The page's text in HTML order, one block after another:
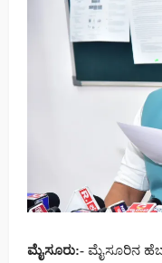
ಮೈಸೂರು:- ಮೈಸೂರಿನ